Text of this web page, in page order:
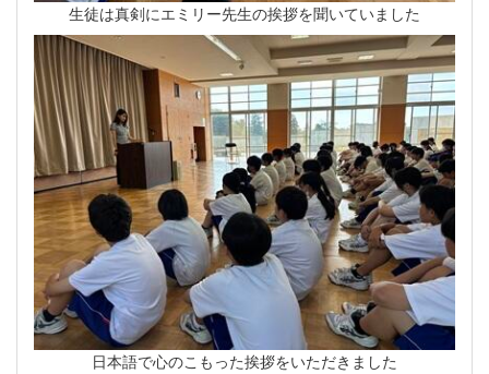
生徒は真剣にエミリー先生の挨拶を聞いていました
日本語で心のこもった挨拶をいただきました